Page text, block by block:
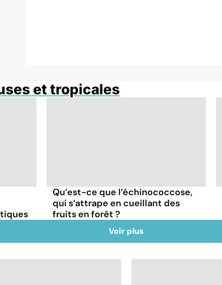
et tropicales
Qu’est-ce que l’échinococcose,
qui s’attrape en cueillant des
fruits en forêt ?
Voir plus